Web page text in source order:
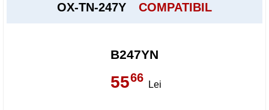
OX-TN-247Y
COMPATIBIL
B247YN
5566
Lei